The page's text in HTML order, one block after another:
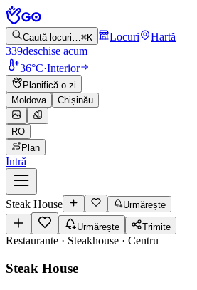
Caută locuri…⌘K Locuri
Hartă
339deschise acum
36°C·Interior
Planifică o zi
Moldova
Chișinău
RO
Plan
Intră
Steak House Urmărește
Urmărește Trimite
Restaurante · Steakhouse · Centru
Steak House